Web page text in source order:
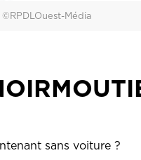
Média
sans voiture ?